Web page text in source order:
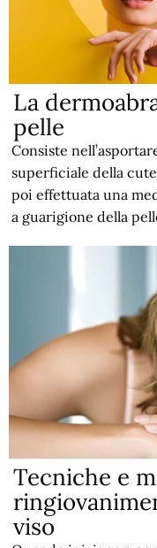
La
pelle
Consiste
superficiale della
poi effettuata una
a guarigione della
Tecniche e
viso